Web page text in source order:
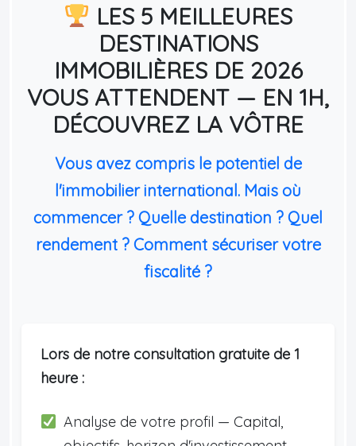
LES 5 MEILLEURES
DESTINATIONS
IMMOBILIÈRES DE 2026
VOUS ATTENDENT — EN 1H,
DÉCOUVREZ LA VÔTRE
Vous avez compris le potentiel de
l'immobilier international. Mais où
commencer ? Quelle destination ? Quel
rendement ? Comment sécuriser votre
fiscalité ?
Lors de notre consultation gratuite de 1
heure :
Analyse de votre profil — Capital,